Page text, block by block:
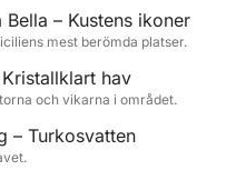
eller
upplevelse för par,
vill uppleva Taormina
(300 euro) ingår
– Kustens ikoner
mest berömda platser.
hav
och vikarna i området.
– Turkosvatten